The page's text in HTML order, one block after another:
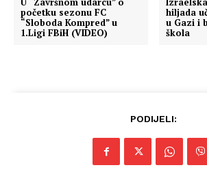
početku sezonu FC
“Sloboda Kompred” u
1.Ligi FBiH (VIDEO)
hiljada
u Gazi i
škola
PODIJELI: